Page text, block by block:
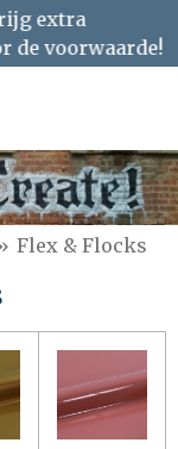
extra
de voorwaarde!
Flex & Flocks